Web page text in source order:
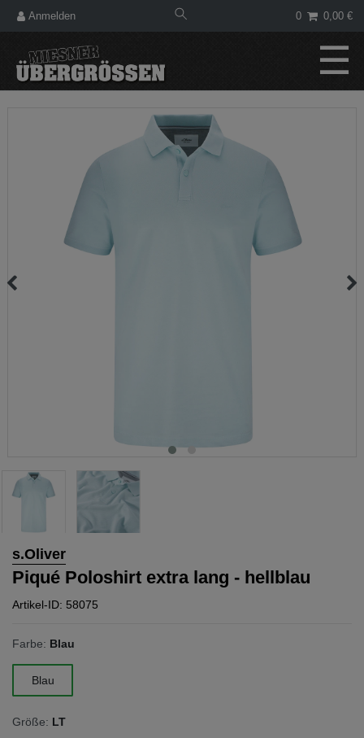
Anmelden 0 0,00 €
☰
s.Oliver
Piqué Poloshirt extra lang - hellblau
Artikel-ID: 58075
Farbe: Blau
Blau
Größe: LT